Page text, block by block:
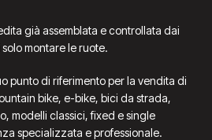
già assemblata e controllata dai
montare le ruote.
punto di riferimento per la vendita di
bike, e-bike, bici da strada,
modelli classici, fixed e single
specializzata e professionale.